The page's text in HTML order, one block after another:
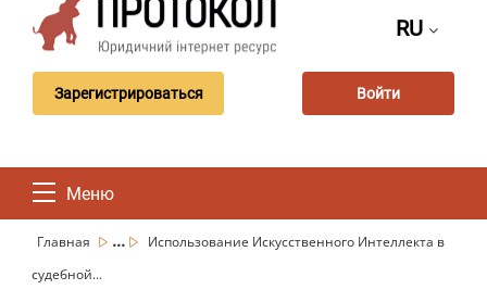
RU
Зарегистрироваться Войти
Меню
Главная ...
Использование Искусственного Интеллекта в
судебной...